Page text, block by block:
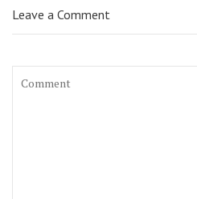
Leave a Comment